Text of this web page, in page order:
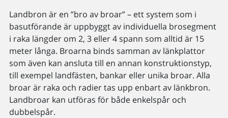
Landbron är en ”bro av broar” – ett system som i
basutförande är uppbyggt av individuella brosegment
i raka längder om 2, 3 eller 4 spann som alltid är 15
meter långa. Broarna binds samman av länkplattor
som även kan ansluta till en annan konstruktionstyp,
till exempel landfästen, bankar eller unika broar. Alla
broar är raka och radier tas upp enbart av länkbron.
Landbroar kan utföras för både enkelspår och
dubbelspår.